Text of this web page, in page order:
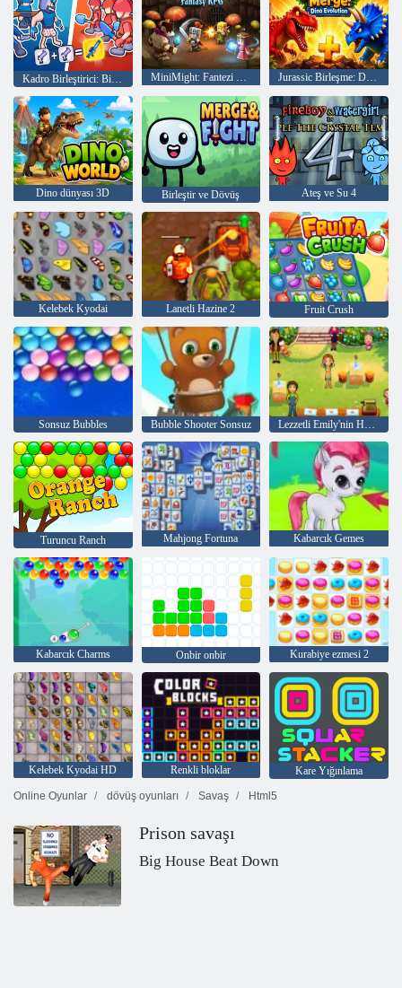
MiniMight: Fantezi RPG Jurassic Birleşme: Dino Evrimi
Dino dünyası 3D Birleştir ve Dövüş Ateş ve Su 4
Kelebek Kyodai Lanetli Hazine 2 Fruit Crush
Sonsuz Bubbles Bubble Shooter Sonsuz Lezzetli Emily'nin Home Sweet Home
Turuncu Ranch Mahjong Fortuna Kabarcık Gemes
Kabarcık Charms Onbir onbir Kurabiye ezmesi 2
Kelebek Kyodai HD Renkli bloklar
Kare Yığınlama
Online Oyunlar
dövüş oyunları Savaş Html5
Prison savaşı
Big House Beat Down